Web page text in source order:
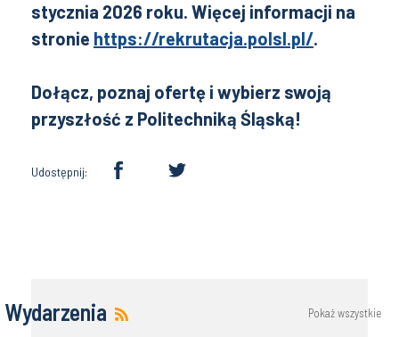
stycznia 2026 roku. Więcej informacji na
stronie https://rekrutacja.polsl.pl/.
Dołącz, poznaj ofertę i wybierz swoją
przyszłość z Politechniką Śląską!
Udostępnij:
Wydarzenia Pokaż wszystkie